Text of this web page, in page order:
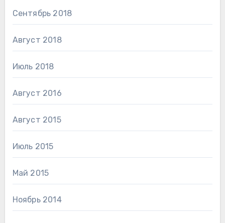
Сентябрь 2018
Август 2018
Июль 2018
Август 2016
Август 2015
Июль 2015
Май 2015
Ноябрь 2014